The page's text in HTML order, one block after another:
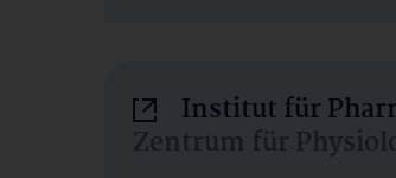
Institut für
Zentrum für